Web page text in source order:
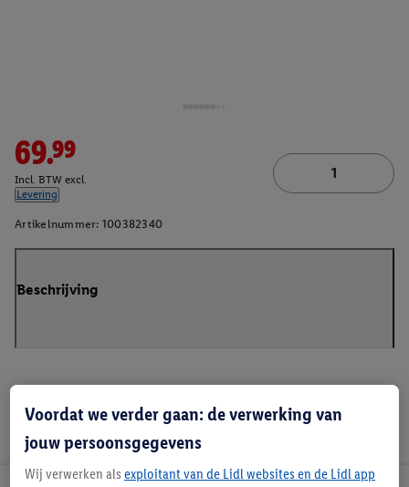
69.99
Incl. BTW excl.
Levering
Artikelnummer: 100382340
Beschrijving
Voordat we verder gaan: de verwerking van
jouw persoonsgegevens
Wij verwerken als exploitant van de Lidl websites en de Lidl app